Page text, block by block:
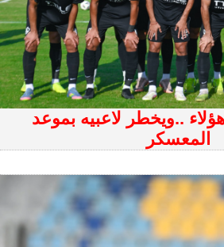
..ويخطر لاعبيه بموعد
المعسكر